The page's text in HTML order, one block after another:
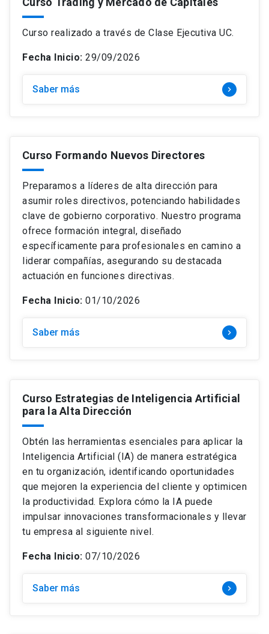
Curso realizado a través de Clase Ejecutiva UC.
Fecha Inicio: 29/09/2026
Saber más keyboard_arrow_right
Curso Formando Nuevos Directores
Preparamos a líderes de alta dirección para
asumir roles directivos, potenciando habilidades
clave de gobierno corporativo. Nuestro programa
ofrece formación integral, diseñado
específicamente para profesionales en camino a
liderar compañías, asegurando su destacada
actuación en funciones directivas.
Fecha Inicio: 01/10/2026
Saber más keyboard_arrow_right
Curso Estrategias de Inteligencia Artificial
para la Alta Dirección
Obtén las herramientas esenciales para aplicar la
Inteligencia Artificial (IA) de manera estratégica
en tu organización, identificando oportunidades
que mejoren la experiencia del cliente y optimicen
la productividad. Explora cómo la IA puede
impulsar innovaciones transformacionales y llevar
tu empresa al siguiente nivel.
Fecha Inicio: 07/10/2026
Saber más keyboard_arrow_right